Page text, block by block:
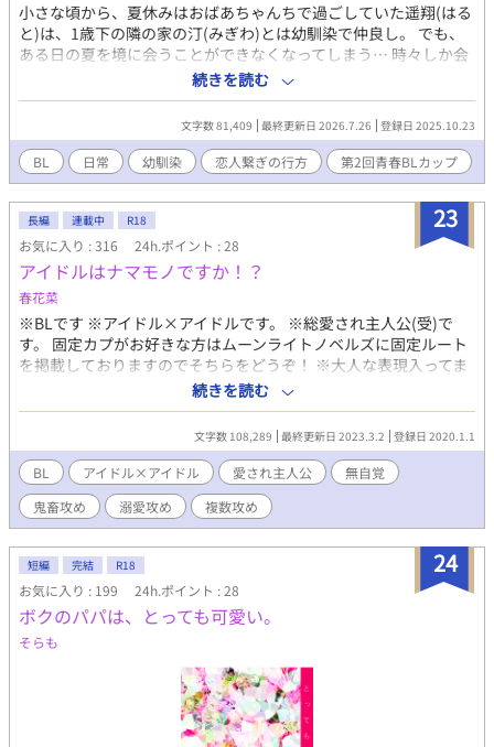
小さな頃から、夏休みはおばあちゃんちで過ごしていた遥翔(はる
と)は、1歳下の隣の家の汀(みぎわ)とは幼馴染で仲良し。 でも、
ある日の夏を境に会うことができなくなってしまう… 時々しか会
えない2人がすれ違いだらけの感情を持て余し、傷付けないために
傷つけ、気持ちが言えないまま離れたりしながらも徐々に近づい
てゆく、青春BL“モダモダ”ラブストーリー。 青春BLの定番！甘
酸っぱくも焦れったい恋物語。 ぜひご一読ください。
続きを読む
文字数 81,409 最終更新日 2026.7.26 登録日 2025.10.23
BL 日常 幼馴染 恋人繋ぎの行方 第2回青春BLカップ
23
長編 連載中 R18
お気に入り : 316 24h.ポイント : 28
アイドルはナマモノですか！？
春花菜
※BLです ※アイドル×アイドルです。 ※総愛され主人公(受)で
す。 固定カプがお好きな方はムーンライトノベルズに固定ルート
を掲載しておりますのでそちらをどうぞ！ ※大人な表現入ってま
す。（注意書きなく急にはじまります） ※妄想話が入ると様々な
プレイが飛び出すことがあるので、ご注意下さい。 ※誤字、表現
不足は本当に力不足でごめんなさい。 ※不定期更新です 【あらす
じ】 幼い頃からキラキラしたものが好きだった市川七瀬（いちか
わななせ）は、母親に連れていってもらったアイドルのコンサー
トでその世界に憧れてアイドルになることを夢見た。 そして、ア
イドルのたまごのチャイドルになったが、口下手で愛想笑いがで
きない七瀬は同期や先輩に「お前はアイドルに向いていない」と
言われる。 そんな中、同じチャイドルでも特別な存在だと言われ
ていた相川すばるに出会う。 そこにいるだけで世界がキラキラと
しているようなすばるの存在に憧れ、いつか一緒にアイドルにな
りたいと目標を持った。 それが叶い、同じアイドルグループとし
てデビューできた。 七瀬、すばる、そして同期で仲良くしていた
ループだ。 そして、デビューしてから５周年のツアー最終日に初
めてサプライズとして発表されたのは七瀬とすばるが二人で活動
するユニットだった。 驚きいっぱいのコンサートの後で知らされ
たのはグループのファンたちに腐女子が多いことと自分たちをカ
続きを読む
文字数 108,289 最終更新日 2023.3.2 登録日 2020.1.1
BL アイドル×アイドル 愛され主人公
無自覚
鬼畜攻め
溺愛攻め 複数攻め
24
短編 完結 R18
お気に入り : 199 24h.ポイント : 28
ボクのパパは、とっても可愛い。
そらも